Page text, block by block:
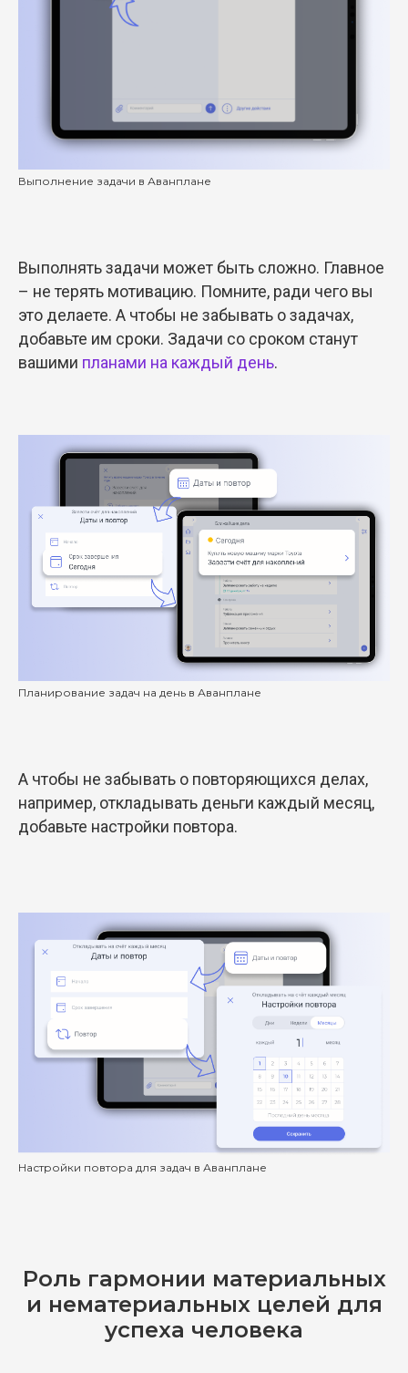
Выполнение задачи в Аванплане
Выполнять задачи может быть сложно. Главное
– не терять мотивацию. Помните, ради чего вы
это делаете. А чтобы не забывать о задачах,
добавьте им сроки. Задачи со сроком станут
вашими планами на каждый день.
Планирование задач на день в Аванплане
А чтобы не забывать о повторяющихся делах,
например, откладывать деньги каждый месяц,
добавьте настройки повтора.
Настройки повтора для задач в Аванплане
Роль гармонии материальных
и нематериальных целей для
успеха человека